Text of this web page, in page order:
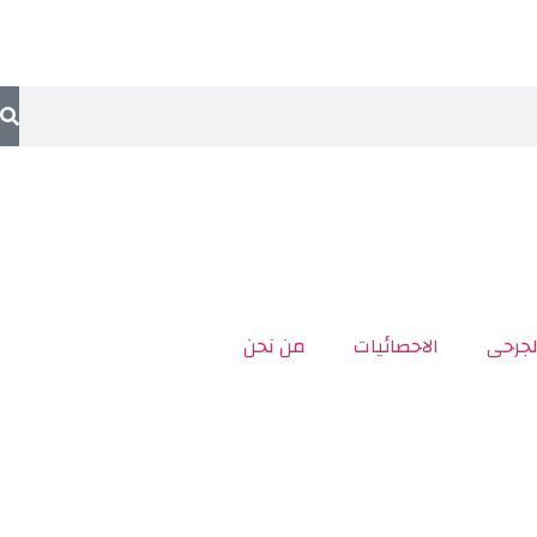
الاحصائيات من نحن